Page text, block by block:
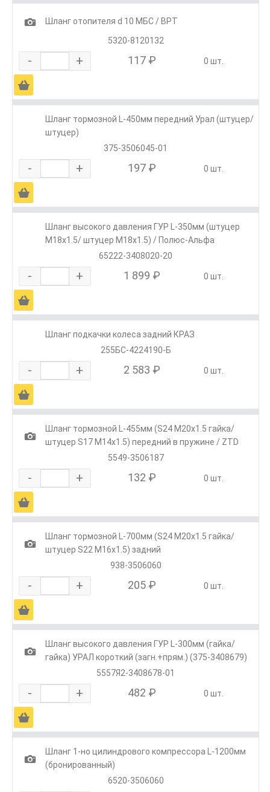
1
Шланг отопителя d 10 МБС / ВРТ
5320-8120132
- + 117 ₽ 0 шт.
Ä
Шланг тормозной L-450мм передний Урал (штуцер/
штуцер)
375-3506045-01
- + 197 ₽ 0 шт.
Ä
Шланг высокого давления ГУР L-350мм (штуцер
М18х1.5/ штуцер М18х1.5) / Полюс-Альфа
65222-3408020-20
- + 1 899 ₽ 0 шт.
Ä
Шланг подкачки колеса задний КРАЗ
255БС-4224190-Б
- + 2 583 ₽ 0 шт.
Ä
1
Шланг тормозной L-455мм (S24 М20х1.5 гайка/
штуцер S17 М14х1.5) передний в пружине / ZTD
5549-3506187
- + 132 ₽ 0 шт.
Ä
1
Шланг тормозной L-700мм (S24 М20х1.5 гайка/
штуцер S22 М16х1.5) задний
938-3506060
- + 205 ₽ 0 шт.
Ä
1
Шланг высокого давления ГУР L-300мм (гайка/
гайка) УРАЛ короткий (загн.+прям.) (375-3408679)
5557Я2-3408678-01
- + 482 ₽ 0 шт.
Ä
1
Шланг 1-но цилиндрового компрессора L-1200мм
(бронированный)
6520-3506060